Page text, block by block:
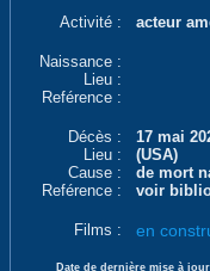
Activité : acteur
Naissance :
Lieu :
Reférence :
Décès :
17 mai
Lieu :
(USA)
Cause :
de mort
Reférence :
voir
Films : en
Date de dernière mise à